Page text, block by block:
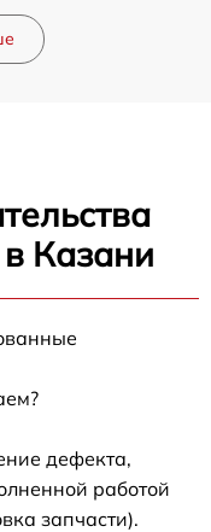
Казани
дефекта,
работой
запчасти).